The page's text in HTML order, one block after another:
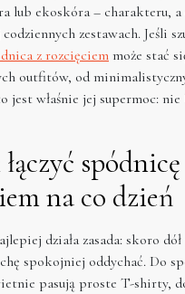
lub ekoskóra – charakteru,
zestawach. Jeśli
z rozcięciemmoże stać
outfitów, od
jest właśnie jej supermoc:
na co dzień
działa zasada: skoro
spokojniej oddychać. Do
pasują proste T-shirty,